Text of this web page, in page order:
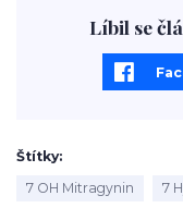
Líbil se
Štítky
7 OH Mitragynin
7